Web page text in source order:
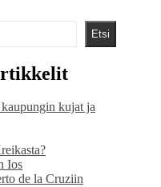
Etsi
kaupungin kujat ja
Ios
de la Cruziin